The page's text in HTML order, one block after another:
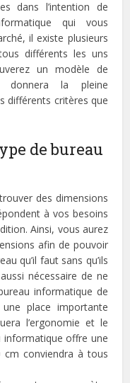
dans l’intention de
qui vous
il existe plusieurs
différents les uns
un modèle de
donnera la pleine
différents critères que
de bureau
des dimensions
à vos besoins
Ainsi, vous aurez
afin de pouvoir
qu’il faut sans qu’ils
nécessaire de ne
informatique de
place importante
l’ergonomie et le
informatique offre une
conviendra à tous